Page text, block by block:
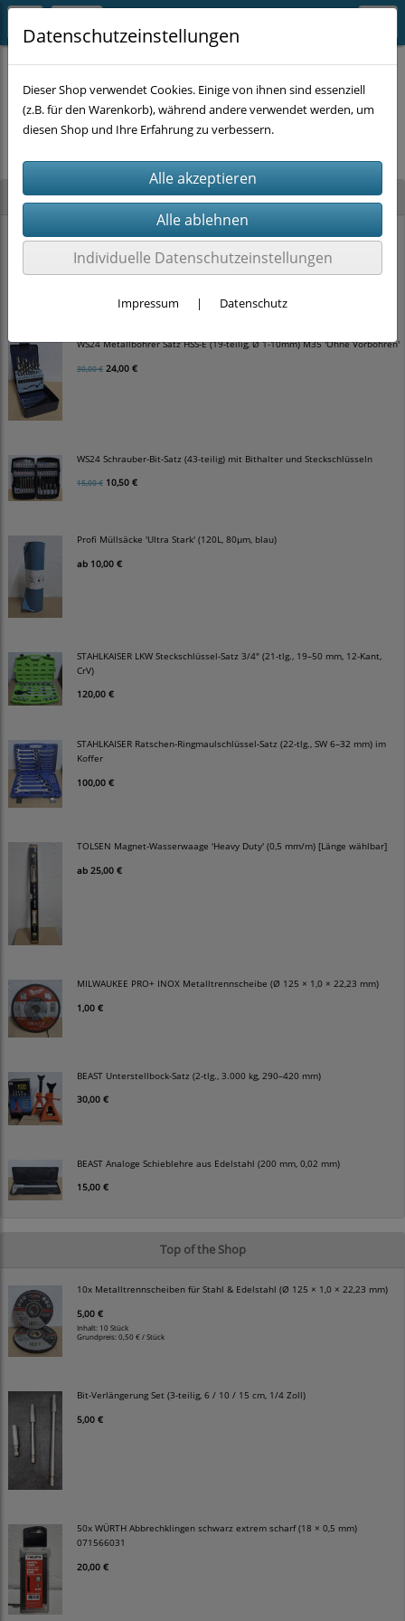
Neu im Shop
WS24 Hammerbohrer Satz SDS-plus 4-schneider (5-teilig, Ø 5-10mm)
15,00 €12,00 €
WS24 Metallbohrer Satz HSS-E (19-teilig, Ø 1-10mm) M35 'Ohne Vorbohren'
30,00 € 24,00 €
WS24 Schrauber-Bit-Satz (43-teilig) mit Bithalter und Steckschlüsseln
15,00 € 10,50 €
Profi Müllsäcke 'Ultra Stark' (120L, 80µm, blau)
ab 10,00 €
STAHLKAISER LKW Steckschlüssel-Satz 3/4" (21-tlg., 19–50 mm, 12-Kant,
CrV)
120,00 €
STAHLKAISER Ratschen-Ringmaulschlüssel-Satz (22-tlg., SW 6–32 mm) im
Koffer
100,00 €
TOLSEN Magnet-Wasserwaage 'Heavy Duty' (0,5 mm/m) [Länge wählbar]
ab 25,00 €
MILWAUKEE PRO+ INOX Metalltrennscheibe (Ø 125 × 1,0 × 22,23 mm)
1,00 €
BEAST Unterstellbock-Satz (2-tlg., 3.000 kg, 290–420 mm)
30,00 €
BEAST Analoge Schieblehre aus Edelstahl (200 mm, 0,02 mm)
15,00 €
Top of the Shop
10x Metalltrennscheiben für Stahl & Edelstahl (Ø 125 × 1,0 × 22,23 mm)
5,00 €
Inhalt: 10 Stück
Grundpreis:0,50 € / Stück
Bit-Verlängerung Set (3-teilig, 6 / 10 / 15 cm, 1/4 Zoll)
5,00 €
50x WÜRTH Abbrechklingen schwarz extrem scharf (18 × 0,5 mm)
071566031
20,00 €
Es wurden leider keine Produkte gefunden.
Datenschutzeinstellungen
Dieser Shop verwendet Cookies. Einige von ihnen sind essenziell
(z.B. für den Warenkorb), während andere verwendet werden, um
diesen Shop und Ihre Erfahrung zu verbessern.
Individuelle Datenschutzeinstellungen
Impressum | Datenschutz